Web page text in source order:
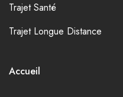
Trajet Santé
Trajet Longue Distance
Accueil